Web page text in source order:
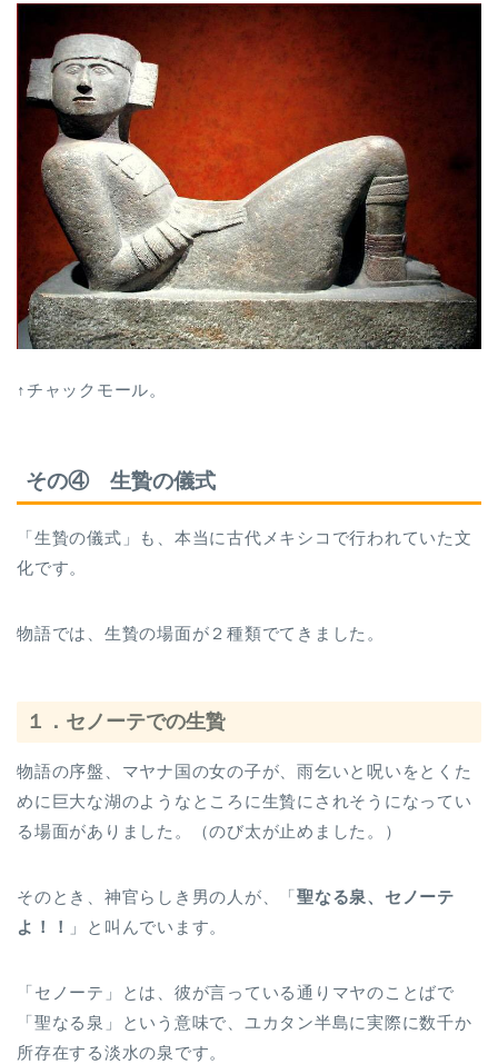
↑チャックモール。
その④ 生贄の儀式
「生贄の儀式」も、本当に古代メキシコで行われていた文
化です。
物語では、生贄の場面が２種類でてきました。
１．セノーテでの生贄
物語の序盤、マヤナ国の女の子が、雨乞いと呪いをとくた
めに巨大な湖のようなところに生贄にされそうになってい
る場面がありました。（のび太が止めました。）
そのとき、神官らしき男の人が、「聖なる泉、セノーテ
よ！！
」と叫んでいます。
「セノーテ」とは、彼が言っている通りマヤのことばで
「聖なる泉」という意味で、ユカタン半島に実際に数千か
所存在する淡水の泉です。